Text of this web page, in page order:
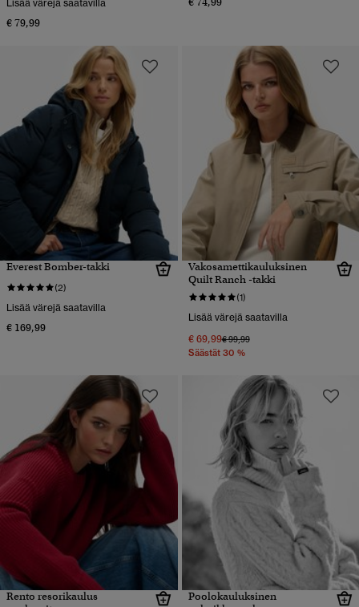
Lisää värejä saatavilla
€ 79,99
Everest Bomber-takki
(2)
Lisää värejä saatavilla
€ 169,99
Vakosamettikauluksinen
Quilt Ranch -takki
(1)
Lisää värejä saatavilla
€ 69,99Hinta alennettu hinnasta
€ 99,99hintaan
Säästät 30 %
Rento resorikaulus
Poolokauluksinen